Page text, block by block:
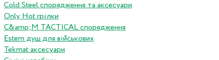
Cold Steel спорядження та аксесуари
Only Hot грілки
C&amp;M TACTICAL спорядження
Estem душ для військових
Tekmat аксесуари